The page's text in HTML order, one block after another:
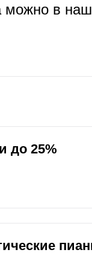
можно в
до 25%